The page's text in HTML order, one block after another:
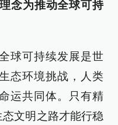
念为推动全球可持
球可持续发展是世
态环境挑战，人类
运共同体。只有精
文明之路才能行稳